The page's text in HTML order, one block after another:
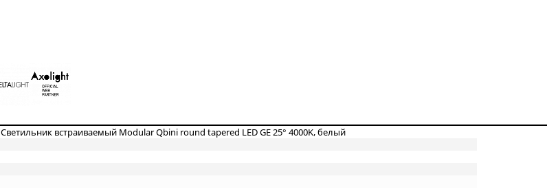
Светильник встраиваемый Modular Qbini round tapered LED GE 25° 4000K, белый